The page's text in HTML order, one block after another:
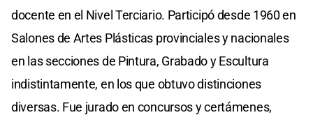
docente en el Nivel Terciario. Participó desde 1960 en
Salones de Artes Plásticas provinciales y nacionales
en las secciones de Pintura, Grabado y Escultura
indistintamente, en los que obtuvo distinciones
diversas. Fue jurado en concursos y certámenes,